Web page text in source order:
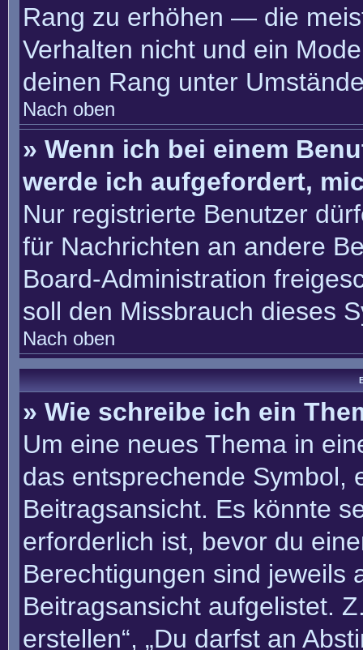
Rang zu erhöhen — die
Verhalten nicht und ein
deinen Rang unter
Nach oben
» Wenn ich bei einem
werde ich aufgefordert,
Nur registrierte Benutzer
für Nachrichten an andere
Board-Administration
soll den Missbrauch dieses
Nach oben
» Wie schreibe ich ein
Um eine neues Thema in
das entsprechende Symbol,
Beitragsansicht. Es könnte
erforderlich ist, bevor du
Berechtigungen sind jeweils
Beitragsansicht aufgelistet.
erstellen“, „Du darfst an